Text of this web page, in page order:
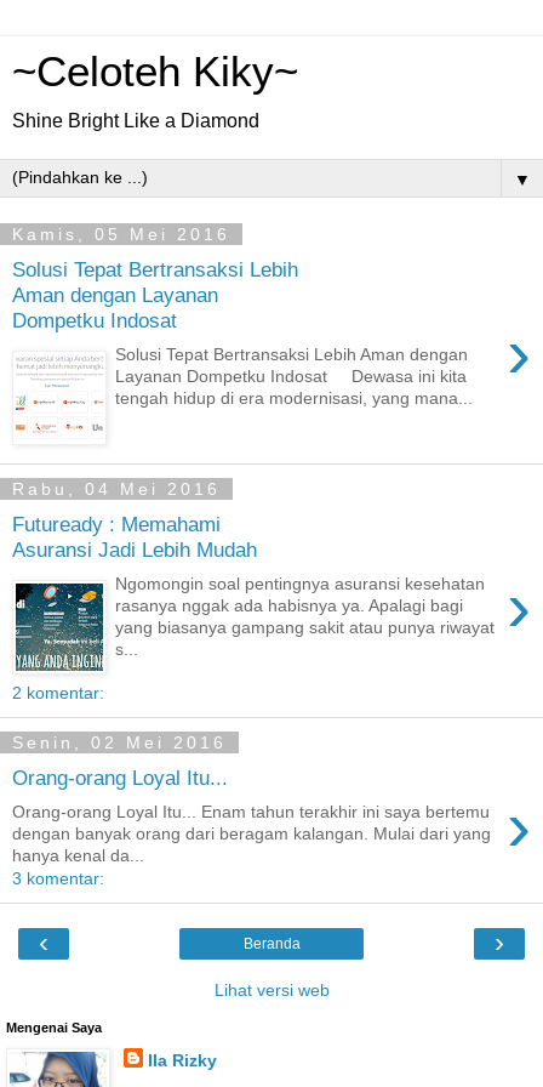
~Celoteh Kiky~
Shine Bright Like a Diamond
▼
Kamis, 05 Mei 2016
Solusi Tepat Bertransaksi Lebih
Aman dengan Layanan
Dompetku Indosat
›
Solusi Tepat Bertransaksi Lebih Aman dengan
Layanan Dompetku Indosat Dewasa ini kita
tengah hidup di era modernisasi, yang mana...
Rabu, 04 Mei 2016
Futuready : Memahami
Asuransi Jadi Lebih Mudah
›
Ngomongin soal pentingnya asuransi kesehatan
rasanya nggak ada habisnya ya. Apalagi bagi
yang biasanya gampang sakit atau punya riwayat
s...
2 komentar:
Senin, 02 Mei 2016
Orang-orang Loyal Itu...
›
Orang-orang Loyal Itu... Enam tahun terakhir ini saya bertemu
dengan banyak orang dari beragam kalangan. Mulai dari yang
hanya kenal da...
3 komentar:
‹ ›
Beranda
Lihat versi web
Mengenai Saya
Ila Rizky